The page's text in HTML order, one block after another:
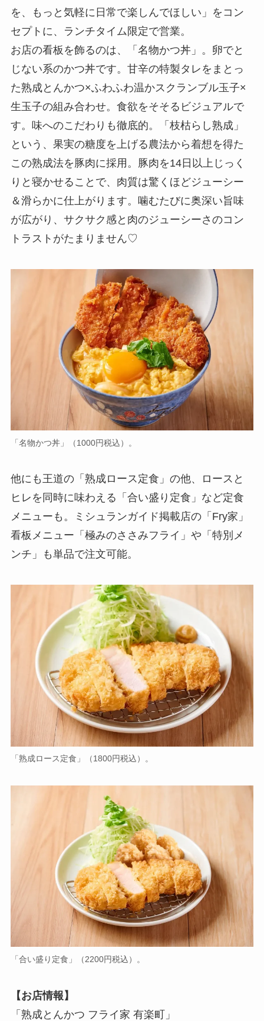
を、もっと気軽に日常で楽しんでほしい」をコン
セプトに、ランチタイム限定で営業。
お店の看板を飾るのは、「名物かつ丼」。卵でと
じない系のかつ丼です。甘辛の特製タレをまとっ
た熟成とんかつ×ふわふわ温かスクランブル玉子×
生玉子の組み合わせ。食欲をそそるビジュアルで
す。味へのこだわりも徹底的。「枝枯らし熟成」
という、果実の糖度を上げる農法から着想を得た
この熟成法を豚肉に採用。豚肉を14日以上じっく
りと寝かせることで、肉質は驚くほどジューシー
＆滑らかに仕上がります。噛むたびに奥深い旨味
が広がり、サクサク感と肉のジューシーさのコン
トラストがたまりません♡
「名物かつ丼」（1000円税込）。
他にも王道の「熟成ロース定食」の他、ロースと
ヒレを同時に味わえる「合い盛り定食」など定食
メニューも。ミシュランガイド掲載店の「Fry家」
看板メニュー「極みのささみフライ」や「特別メ
ンチ」も単品で注文可能。
「熟成ロース定食」（1800円税込）。
「合い盛り定食」（2200円税込）。
【お店情報】
「熟成とんかつ フライ家 有楽町」